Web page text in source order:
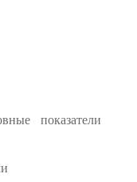
показатели